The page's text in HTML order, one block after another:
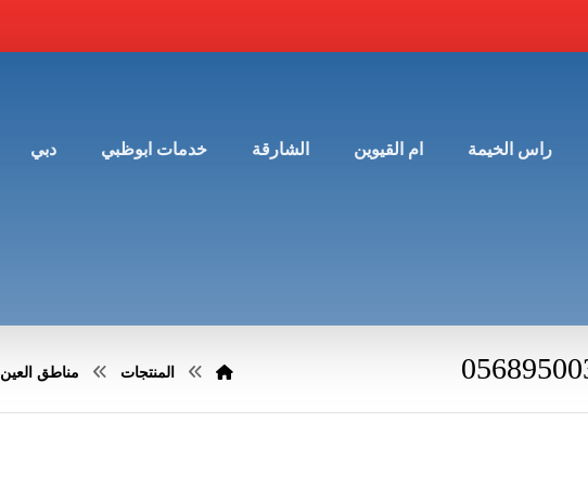
راس الخيمة ام القيوين الشارقة خدمات ابوظبي دبي
المنتجات مناطق العين